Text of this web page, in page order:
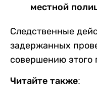
местной
Следственные
задержанных
совершению этого
Читайте также: